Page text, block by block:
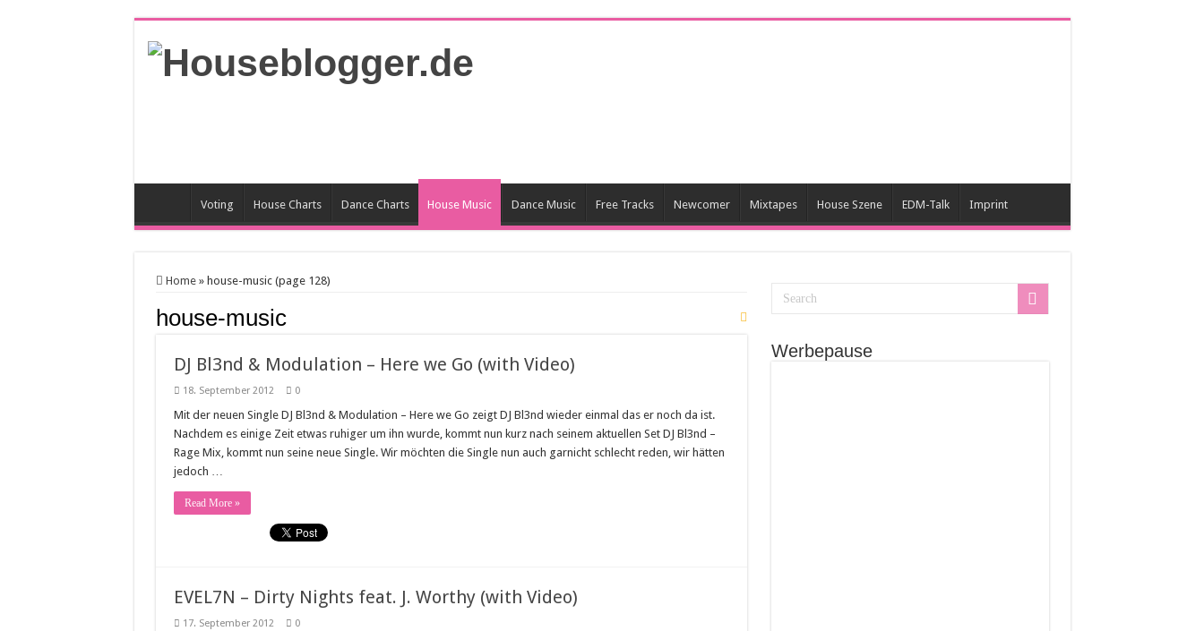
Voting House Charts Dance Charts House Music Dance Music Free Tracks Newcomer Mixtapes House Szene EDM-Talk Imprint
Home » house-music (page 128)
house-music
DJ Bl3nd & Modulation – Here we Go (with Video)
18. September 2012 0
Mit der neuen Single DJ Bl3nd & Modulation – Here we Go zeigt DJ Bl3nd wieder einmal das er noch da ist.
Nachdem es einige Zeit etwas ruhiger um ihn wurde, kommt nun kurz nach seinem aktuellen Set DJ Bl3nd –
Rage Mix, kommt nun seine neue Single. Wir möchten die Single nun auch garnicht schlecht reden, wir hätten
jedoch …
Read More »
EVEL7N – Dirty Nights feat. J. Worthy (with Video)
17. September 2012 0
Werbepause